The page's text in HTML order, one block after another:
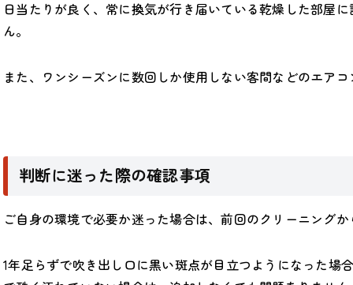
日当たりが良く、常に換気が行き届いている乾燥した部屋
ん。
また、ワンシーズンに数回しか使用しない客間などのエア
判断に迷った際の確認事項
ご自身の環境で必要か迷った場合は、前回のクリーニング
1年足らずで吹き出し口に黒い斑点が目立つようになった